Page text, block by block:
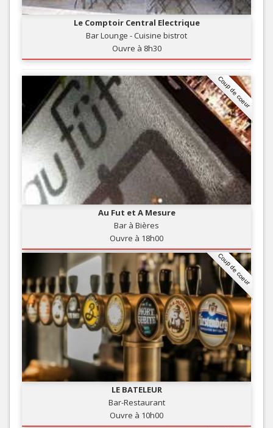
Le Comptoir Central Electrique
Bar Lounge - Cuisine bistrot
Ouvre à 8h30
Coup de coeur
Au Fut et A Mesure
Bar à Bières
Ouvre à 18h00
Coup de coeur
LE BATELEUR
Bar-Restaurant
Ouvre à 10h00